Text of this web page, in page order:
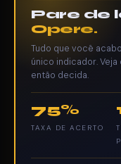
Pare de
Opere.
Tudo que você
único indicador.
então decida.
75%
TAXA DE ACERTO